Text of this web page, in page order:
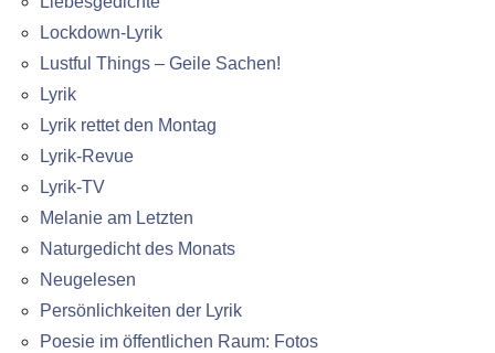
Lockdown-Lyrik
Lustful Things – Geile Sachen!
Lyrik
Lyrik rettet den Montag
Lyrik-Revue
Lyrik-TV
Melanie am Letzten
Naturgedicht des Monats
Neugelesen
Persönlichkeiten der Lyrik
Poesie im öffentlichen Raum: Fotos